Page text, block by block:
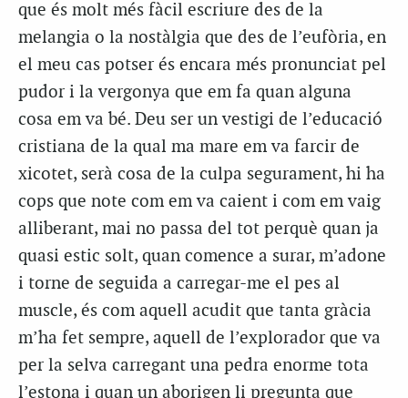
que és molt més fàcil escriure des de la
melangia o la nostàlgia que des de l’eufòria, en
el meu cas potser és encara més pronunciat pel
pudor i la vergonya que em fa quan alguna
cosa em va bé. Deu ser un vestigi de l’educació
cristiana de la qual ma mare em va farcir de
xicotet, serà cosa de la culpa segurament, hi ha
cops que note com em va caient i com em vaig
alliberant, mai no passa del tot perquè quan ja
quasi estic solt, quan comence a surar, m’adone
i torne de seguida a carregar-me el pes al
muscle, és com aquell acudit que tanta gràcia
m’ha fet sempre, aquell de l’explorador que va
per la selva carregant una pedra enorme tota
l’estona i quan un aborigen li pregunta que